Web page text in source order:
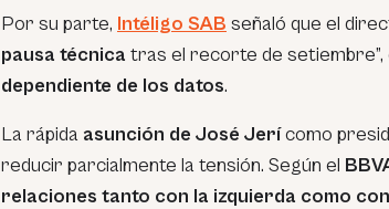
Por su parte, Intéligo SAB señaló que el
pausa técnica tras el recorte de setiembre”,
dependiente de los datos.
La rápida asunción de José Jerícomo
reducir parcialmente la tensión. Según el
relaciones tanto con la izquierda como